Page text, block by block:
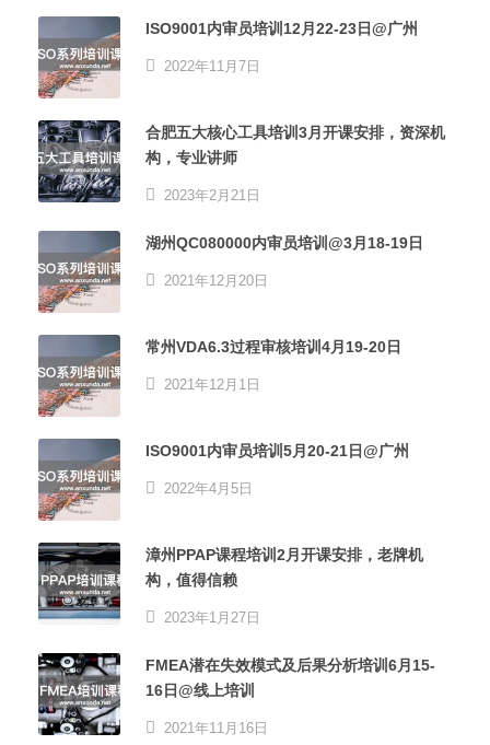
ISO9001内审员培训12月22-23日@广州
2022年11月7日
合肥五大核心工具培训3月开课安排，资深机
构，专业讲师
2023年2月21日
湖州QC080000内审员培训@3月18-19日
2021年12月20日
常州VDA6.3过程审核培训4月19-20日
2021年12月1日
ISO9001内审员培训5月20-21日@广州
2022年4月5日
漳州PPAP课程培训2月开课安排，老牌机
构，值得信赖
2023年1月27日
FMEA潜在失效模式及后果分析培训6月15-
16日@线上培训
2021年11月16日